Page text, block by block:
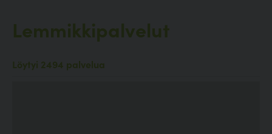
Lemmikkipalvelut
Löytyi 2494 palvelua